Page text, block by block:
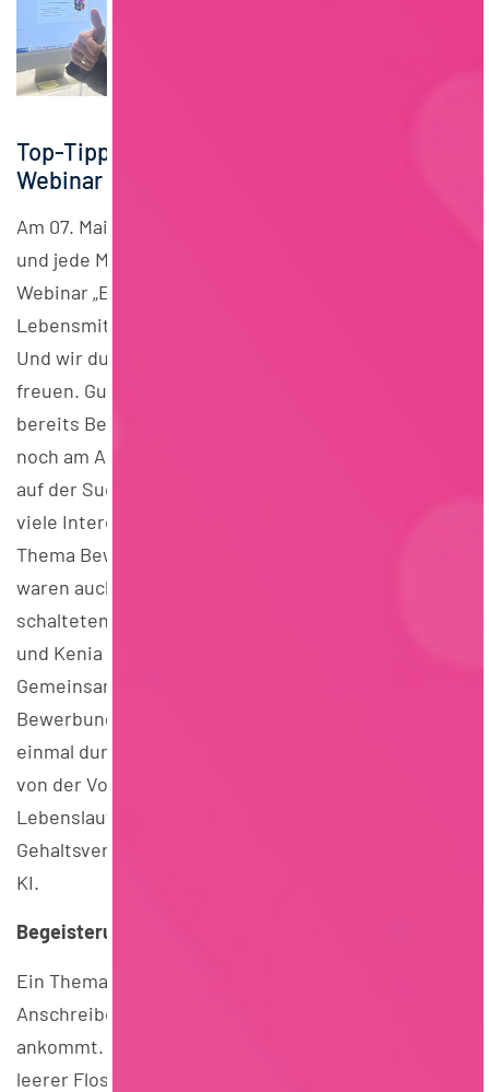
Top-Tipps für die Bewerbung: unser Gratis-
Webinar war ein großer Erfolg!
Am 07. Mai hieß es wieder: Kamera an, Fragen raus
und jede Menge Bewerbungstipps sammeln! Unser
Webinar „Erfolgreich bewerben in der
Lebensmittelbranche“ ging in die nächste Runde.
Und wir durften uns über fast 130 Anmeldungen
freuen. Gut die Hälfte der Teilnehmenden brachte
bereits Berufserfahrung mit, über ein Drittel stand
noch am Anfang der Karriere und knapp 14 % waren
auf der Suche nach einem Praktikum. Dazu kamen
viele Interessierte, die sich einfach rund um das
Thema Bewerbung informieren wollten. Und wir
waren auch wieder international unterwegs: Einige
schalteten sich sogar aus Spanien, Indien, Tunesien
und Kenia dazu.
Gemeinsam mit foodjobs-Geschäftsführerin und
Bewerbungsexpertin Bianca Burmester ging es
einmal durch den gesamten Bewerbungsprozess –
von der Vorbereitung über Anschreiben und
Lebenslauf bis hin zu Vorstellungsgespräch,
Gehaltsverhandlung und dem sinnvollen Einsatz von
KI.
Begeisterung zeigen – mit den richtigen Worten!
Ein Thema, das immer wieder Fragen aufwirft: das
Anschreiben. Bianca zeigte, worauf es wirklich
ankommt. Ihr Tipp: starke, aktive Verben statt
leerer Floskeln und passiver Formulierungen! Ein